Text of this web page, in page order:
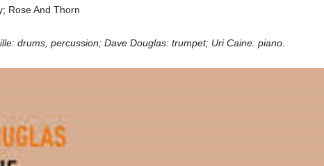
Rose And Thorn
drums, percussion; Dave Douglas: trumpet; Uri Caine: piano.